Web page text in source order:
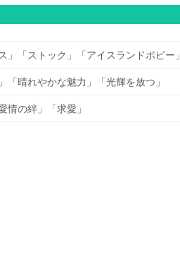
」「ストック」「アイスランドポピー」
「晴れやかな魅力」「光輝を放つ」
情の絆」「求愛」